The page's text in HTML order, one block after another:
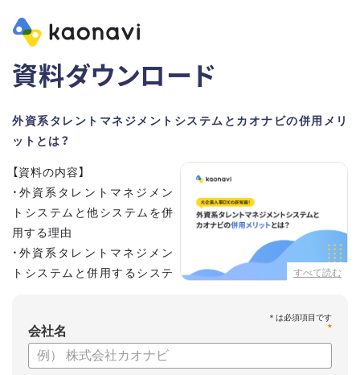
資料ダウンロード
外資系タレントマネジメントシステムとカオナビの併用メリ
ットとは？
すべて読む
【資料の内容】
・外資系タレントマネジメン
トシステムと他システムを併
用する理由
・外資系タレントマネジメン
トシステムと併用するシステ
・お客さまの声
*
会社名